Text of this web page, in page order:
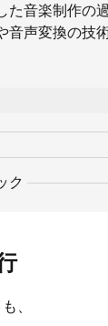
音楽制作の
音声変換の技
ク
、